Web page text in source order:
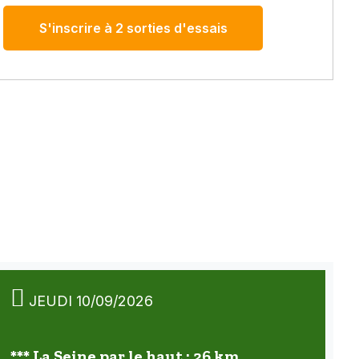
S'inscrire à 2 sorties d'essais
JEUDI 10/09/2026